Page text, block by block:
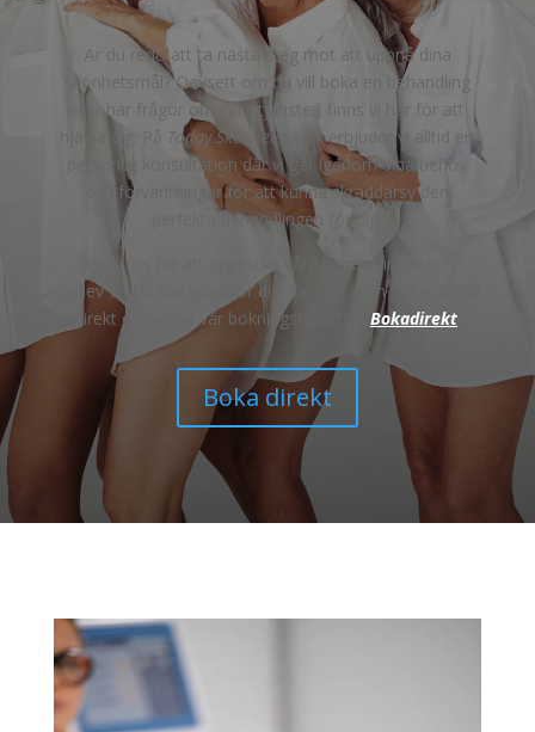
Är du redo att ta nästa steg mot att uppnå dina
skönhetsmål? Oavsett om du vill boka en behandling
eller har frågor om våra tjänster, finns vi här för att
hjälpa dig. På
Today Skönhetsklinikerbjuder vi alltid en
personlig konsultation där vi går igenom dina behov
och förväntningar för att kunna skräddarsy den
perfekta behandlingen för dig.
Besök oss
för att upptäcka våra behandlingar och
upplev vad vi kan göra för dig. Du kan även boka din tid
direkt online via vår bokningstjänst på Bokadirekt.
Boka direkt